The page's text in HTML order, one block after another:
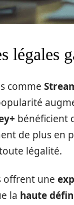
légales
comme
bénéficient
de plus en
légalité.
offrent une
la haute